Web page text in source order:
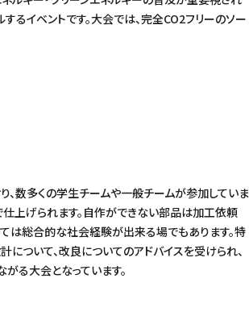
イベントです。大会では、完全CO2フリーのソー
数多くの学生チームや一般チームが参加していま
仕上げられます。自作ができない部品は加工依頼
は総合的な社会経験が出来る場でもあります。特
ついて、改良についてのアドバイスを受けられ、
る大会となっています。